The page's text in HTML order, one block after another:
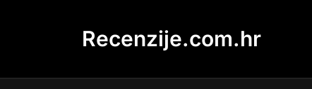
Recenzije.com.hr